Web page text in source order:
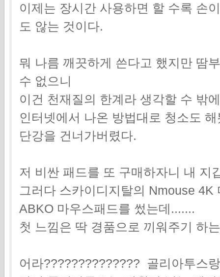
이제는 장시간 사용하면 할 수록 손
도 않는 것이다.
뭐 나름 깨끗하게 쓴다고 했지만 땀
수 없으니
이건 천재질의 한계라 생각할 수 밖
인터넷에서 나온 방법대로 청소도
단강을 건너가버렸다.
저 비싼 패드를 또 구매하자니 내 지
그러다 스카이디지탈의 Nmouse
ABKO 마우스패드를 썼는데.......
첫 느낌은 딱 경품으로 끼워주기 하
어라?????????????? 골리아투스